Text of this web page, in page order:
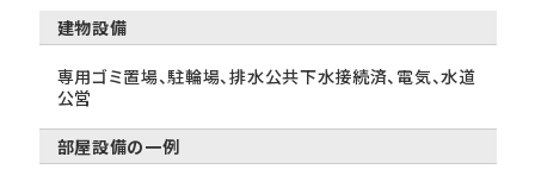
建物設備
専用ゴミ置場、駐輪場、排水公共下水接続済、電気、水道
公営
部屋設備の一例